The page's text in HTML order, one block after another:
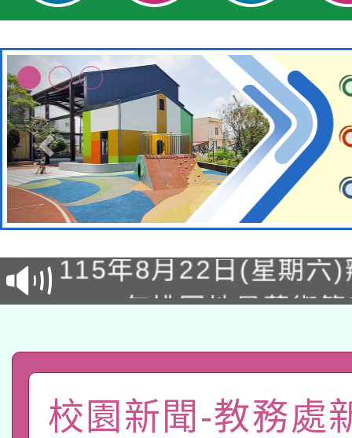
轉知經濟部水利署委託
業技術研究院辦理「
用水績優單位及節水達
動」
115年8月22日(星期六
桃園市孔廟祈福系列
開 智慧啟航」
2026年桃園地景藝術
關事宜
轉知教育部國民及學前
國立臺灣師範大學辦理
函轉國家教育研究院中
校園新聞-教務處